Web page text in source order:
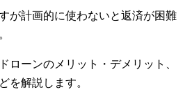
が計画的に使わないと返済が困難
ローンのメリット・デメリット、
を解説します。